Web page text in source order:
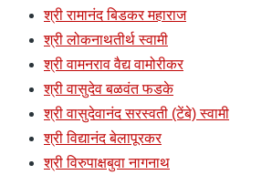
श्री रामानंद बिडकर महाराज
श्री लोकनाथतीर्थ स्वामी
श्री वामनराव वैद्य वामोरीकर
श्री वासुदेव बळवंत फडके
श्री वासुदेवानंद सरस्वती (टेंबे) स्वामी
श्री विद्यानंद बेलापूरकर
श्री विरुपाक्षबुवा नागनाथ